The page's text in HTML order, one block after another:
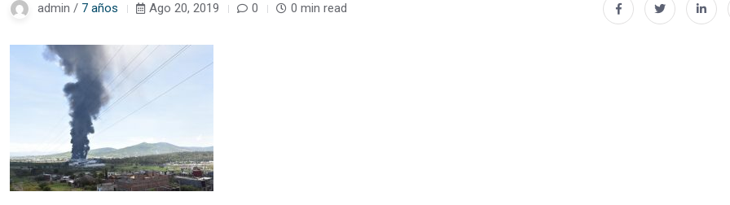
admin / 7 años Ago 20, 2019 0 0 min read